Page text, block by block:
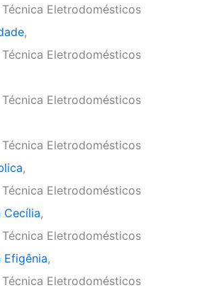
Eletrodomésticos
,
Eletrodomésticos
Eletrodomésticos
Eletrodomésticos
,
Eletrodomésticos
Cecília,
Eletrodomésticos
Efigênia,
Eletrodomésticos